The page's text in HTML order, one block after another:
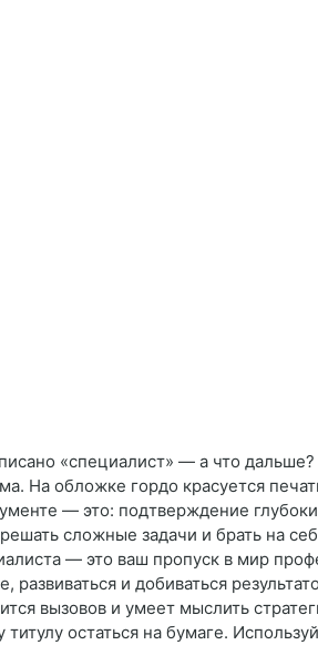
«специалист» — а что
На обложке гордо красуется
— это: подтверждение
сложные задачи и брать на
— это ваш пропуск в мир
развиваться и добиваться
вызовов и умеет мыслить
остаться на бумаге.